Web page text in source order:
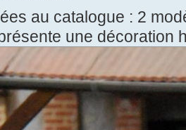
au catalogue : 2
une décoration